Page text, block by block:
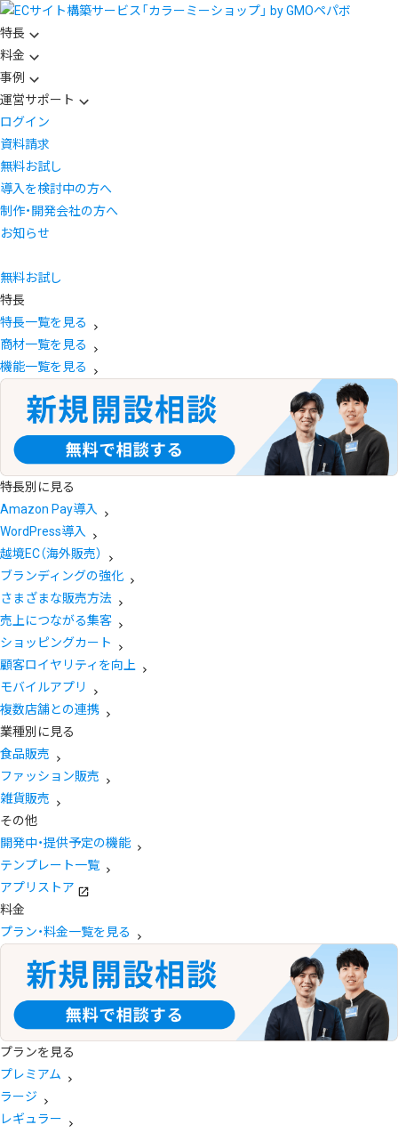
特長
料金
事例
運営サポート
ログイン
資料請求
無料お試し
導入を検討中の方へ
制作・開発会社の方へ
お知らせ
無料お試し
特長
特長一覧を見る
商材一覧を見る
機能一覧を見る
特長別に見る
Amazon Pay導入
WordPress導入
越境EC（海外販売）
ブランディングの強化
さまざまな販売方法
売上につながる集客
ショッピングカート
顧客ロイヤリティを向上
モバイルアプリ
複数店舗との連携
業種別に見る
食品販売
ファッション販売
雑貨販売
その他
開発中・提供予定の機能
テンプレート一覧
アプリストア
料金
プラン・料金一覧を見る
プランを見る
プレミアム
ラージ
レギュラー